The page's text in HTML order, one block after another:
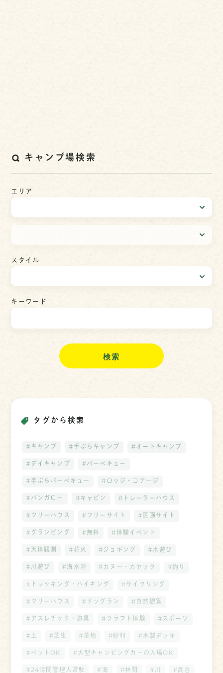
キャンプ場検索
エリア
スタイル
キーワード
検
タグから検索
#キャンプ #手ぶらキャンプ #オートキャンプ
#デイキャンプ #バーベキュー
#手ぶらバーベキュー #ロッジ・コテージ
#バンガロー #キャビン #トレーラーハウス
#ツリーハウス #フリーサイト #区画サイト
#グランピング #無料 #体験イベント
#天体観測 #花火 #ジョギング #水遊び
#川遊び #海水浴 #カヌー・カヤック #釣り
#トレッキング・ハイキング #サイクリング
#ツリーハウス #ドッグラン #自然観賞
#アスレチック・遊具 #クラフト体験 #スポーツ
#土 #芝生 #草地 #砂利 #木製デッキ
#ペットOK #大型キャンピングカーの入場OK
#24時間管理人常駐 #海 #林間 #川 #高台